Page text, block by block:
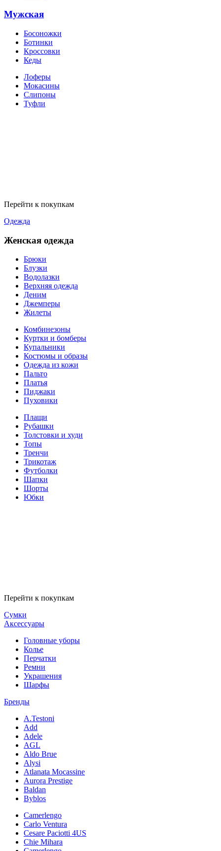
Мужская
Босоножки
Ботинки
Кроссовки
Кеды
Лоферы
Мокасины
Слипоны
Туфли
Перейти к покупкам
Одежда
Женская одежда
Брюки
Блузки
Водолазки
Верхняя одежда
Деним
Джемперы
Жилеты
Комбинезоны
Куртки и бомберы
Купальники
Костюмы и образы
Одежда из кожи
Пальто
Платья
Пиджаки
Пуховики
Плащи
Рубашки
Толстовки и худи
Топы
Тренчи
Трикотаж
Футболки
Шапки
Шорты
Юбки
Перейти к покупкам
Сумки
Аксессуары
Головные уборы
Колье
Перчатки
Ремни
Украшения
Шарфы
Бренды
A.Testoni
Add
Adele
AGL
Aldo Brue
Alysi
Atlanata Mocassine
Aurora Prestige
Baldan
Byblos
Camerlengo
Carlo Ventura
Cesare Paciotti 4US
Chie Mihara